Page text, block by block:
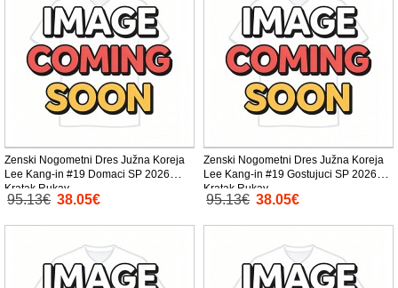
Zenski Nogometni Dres Južna Koreja
Lee Kang-in #19 Domaci SP 2026
Kratak Rukav
95.13€ 38.05€
Zenski Nogometni Dres Južna Koreja
Lee Kang-in #19 Gostujuci SP 2026
Kratak Rukav
95.13€ 38.05€